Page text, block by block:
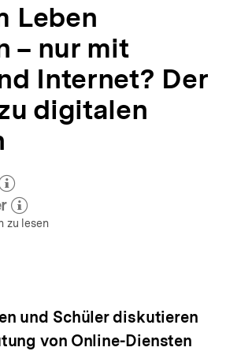
Leben
– nur mit
Internet? Der
digitalen
Autor)
Autor)
öffnen
zu lesen
und Schüler diskutieren
von Online-Diensten